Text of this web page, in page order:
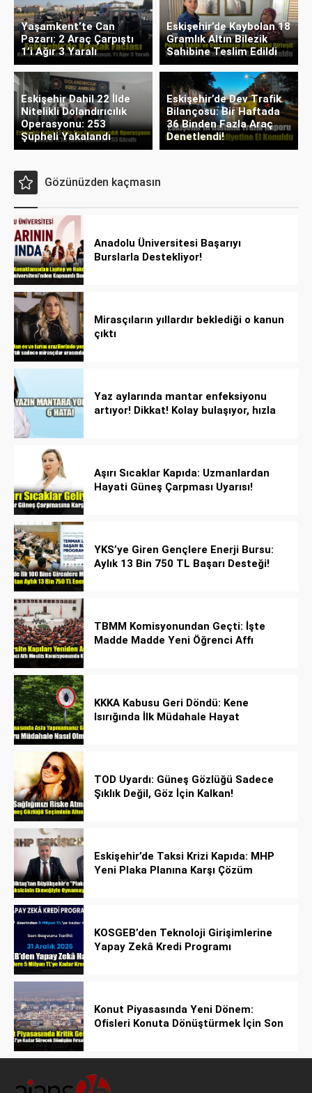
Yaşamkent’te Can
Pazarı: 2 Araç Çarpıştı
1’i Ağır 3 Yaralı
Eskişehir’de Kaybolan 18
Gramlık Altın Bilezik
Sahibine Teslim Edildi
Eskişehir Dahil 22 İlde
Nitelikli Dolandırıcılık
Operasyonu: 253
Şüpheli Yakalandı
Eskişehir’de Dev Trafik
Bilançosu: Bir Haftada
36 Binden Fazla Araç
Denetlendi!
Gözünüzden kaçmasın
Anadolu Üniversitesi Başarıyı
Burslarla Destekliyor!
Mirasçıların yıllardır beklediği o kanun
çıktı
Yaz aylarında mantar enfeksiyonu
artıyor! Dikkat! Kolay bulaşıyor, hızla
Aşırı Sıcaklar Kapıda: Uzmanlardan
Hayati Güneş Çarpması Uyarısı!
YKS’ye Giren Gençlere Enerji Bursu:
Aylık 13 Bin 750 TL Başarı Desteği!
TBMM Komisyonundan Geçti: İşte
Madde Madde Yeni Öğrenci Affı
KKKA Kabusu Geri Döndü: Kene
Isırığında İlk Müdahale Hayat
TOD Uyardı: Güneş Gözlüğü Sadece
Şıklık Değil, Göz İçin Kalkan!
Eskişehir’de Taksi Krizi Kapıda: MHP
Yeni Plaka Planına Karşı Çözüm
KOSGEB’den Teknoloji Girişimlerine
Yapay Zekâ Kredi Programı
Konut Piyasasında Yeni Dönem:
Ofisleri Konuta Dönüştürmek İçin Son